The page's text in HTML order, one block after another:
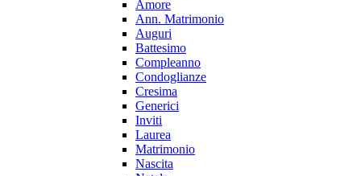
Amore
Ann. Matrimonio
Auguri
Battesimo
Compleanno
Condoglianze
Cresima
Generici
Inviti
Laurea
Matrimonio
Nascita